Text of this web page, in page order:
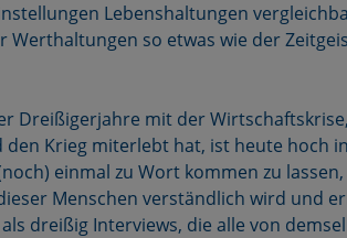
Lebenshaltungen
Werthaltungen so etwas wie der
Dreißigerjahre mit der
den Krieg miterlebt hat, ist heute hoch
einmal zu Wort kommen zu
Menschen verständlich wird und
dreißig Interviews, die alle von